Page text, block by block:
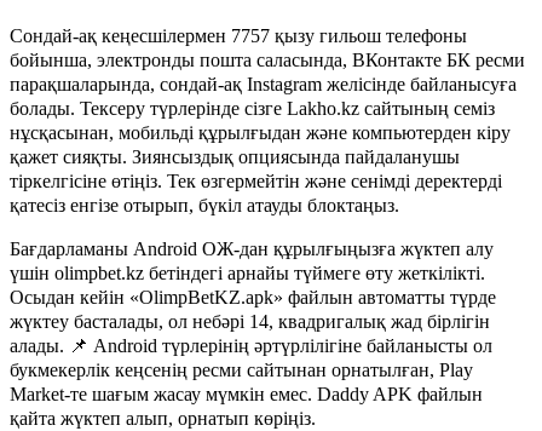
Сондай-ақ кеңесшілермен 7757 қызу гильош телефоны
бойынша, электронды пошта саласында, ВКонтакте БК ресми
парақшаларында, сондай-ақ Instagram желісінде байланысуға
болады. Тексеру түрлерінде сізге Lakho.kz сайтының семіз
нұсқасынан, мобильді құрылғыдан және компьютерден кіру
қажет сияқты. Зиянсыздық опциясында пайдаланушы
тіркелгісіне өтіңіз. Тек өзгермейтін және сенімді деректерді
қатесіз енгізе отырып, бүкіл атауды блоктаңыз.
Бағдарламаны Android ОЖ-дан құрылғыңызға жүктеп алу
үшін olimpbet.kz бетіндегі арнайы түймеге өту жеткілікті.
Осыдан кейін «OlimpBetKZ.apk» файлын автоматты түрде
жүктеу басталады, ол небәрі 14, квадригалық жад бірлігін
алады. 📌 Android түрлерінің әртүрлілігіне байланысты ол
букмекерлік кеңсенің ресми сайтынан орнатылған, Play
Market-те шағым жасау мүмкін емес. Daddy APK файлын
қайта жүктеп алып, орнатып көріңіз.